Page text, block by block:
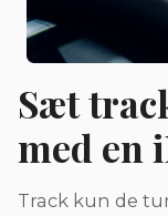
Sæt
med en
Track kun de